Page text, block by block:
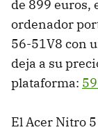
de 899 euros,
ordenador
56-51V8 con
deja a su
plataforma:
El Acer Nitro